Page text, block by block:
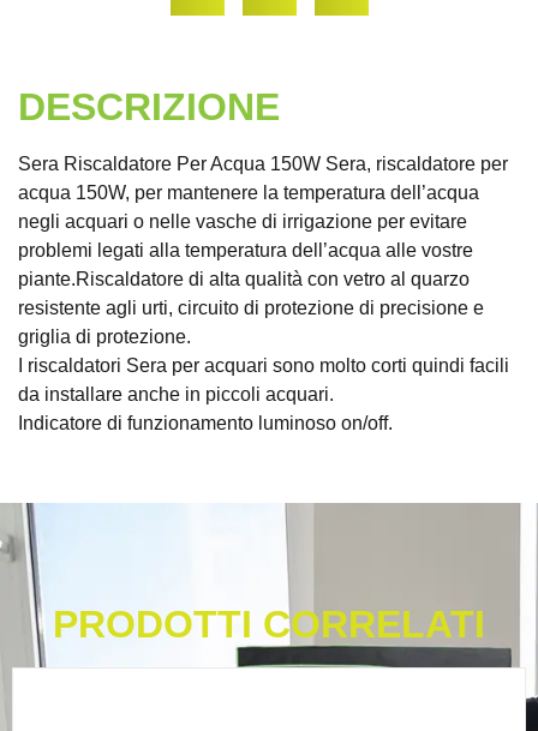
DESCRIZIONE
Sera Riscaldatore Per Acqua 150W Sera, riscaldatore per
acqua 150W, per mantenere la temperatura dell’acqua
negli acquari o nelle vasche di irrigazione per evitare
problemi legati alla temperatura dell’acqua alle vostre
piante.Riscaldatore di alta qualità con vetro al quarzo
resistente agli urti, circuito di protezione di precisione e
griglia di protezione.
I riscaldatori Sera per acquari sono molto corti quindi facili
da installare anche in piccoli acquari.
Indicatore di funzionamento luminoso on/off.
PRODOTTI CORRELATI